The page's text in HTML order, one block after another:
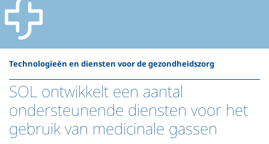
Technologieën en diensten voor de gezondheidszorg
SOL ontwikkelt een aantal
ondersteunende diensten voor het
gebruik van medicinale gassen